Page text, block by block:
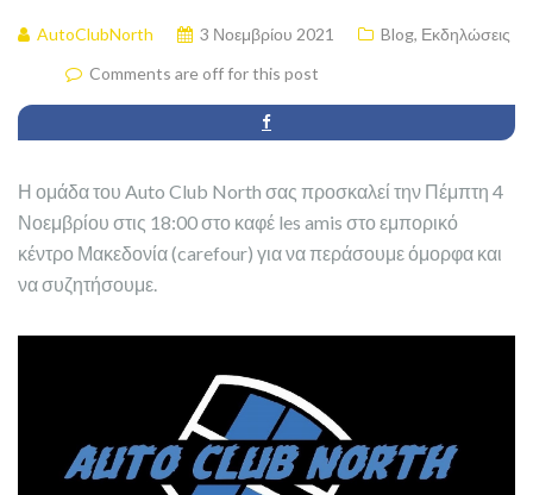
AutoClubNorth 3 Νοεμβρίου 2021 Blog, Εκδηλώσεις
Comments are off for this post
Η ομάδα του Auto Club North σας προσκαλεί την Πέμπτη 4
Νοεμβρίου στις 18:00 στο καφέ les amis στο εμπορικό
κέντρο Μακεδονία (carefour) για να περάσουμε όμορφα και
να συζητήσουμε.